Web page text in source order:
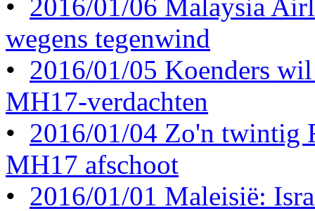
• 2016/01/06 Malaysia
wegens tegenwind
• 2016/01/05 Koenders
MH17-verdachten
• 2016/01/04 Zo'n twintig
MH17 afschoot
• 2016/01/01 Maleisië: